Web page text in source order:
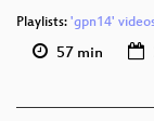
Playlists: 'gpn14'
57 min